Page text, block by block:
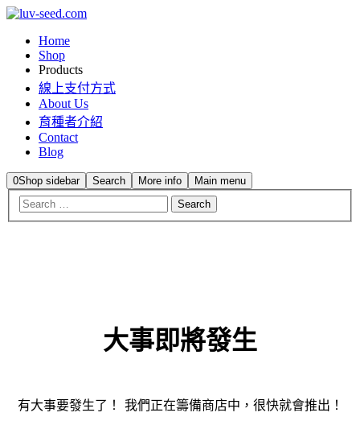
Home
Shop
Products
線上支付方式
About Us
育種者介紹
Contact
Blog
0Shop sidebar Search More info Main menu
大事即將發生
有大事要發生了！ 我們正在籌備商店中，很快就會推出！